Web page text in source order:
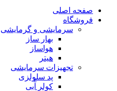
صفحه اصلی
فروشگاه
سرمایشی و گرمایشی
بهار ساز
هواساز
هیتر
تجهیزات سرمایشی
پد سلولزی
کولر آّبی